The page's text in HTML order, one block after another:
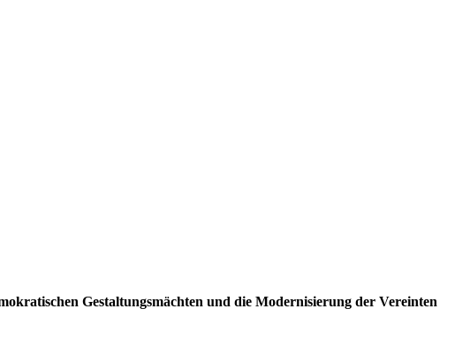
Gestaltungsmächten und die Modernisierung der Vereinten